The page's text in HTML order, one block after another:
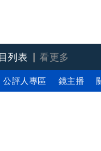
列表
看更多
公評人專區 鏡主播